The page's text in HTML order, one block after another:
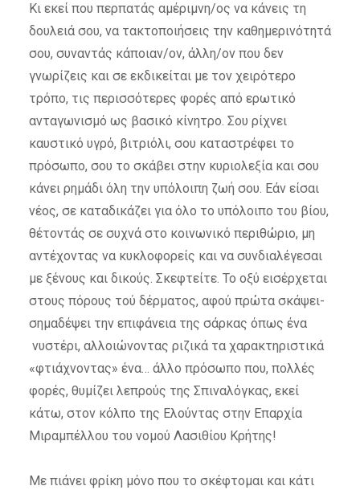
Κι εκεί που περπατάς αμέριμνη/ος να κάνεις τη
δουλειά σου, να τακτοποιήσεις την καθημερινότητά
σου, συναντάς κάποιαν/ον, άλλη/ον που δεν
γνωρίζεις και σε εκδικείται με τον χειρότερο
τρόπο, τις περισσότερες φορές από ερωτικό
ανταγωνισμό ως βασικό κίνητρο. Σου ρίχνει
καυστικό υγρό, βιτριόλι, σου καταστρέφει το
πρόσωπο, σου το σκάβει στην κυριολεξία και σου
κάνει ρημάδι όλη την υπόλοιπη ζωή σου. Εάν είσαι
νέος, σε καταδικάζει για όλο το υπόλοιπο του βίου,
θέτοντάς σε συχνά στο κοινωνικό περιθώριο, μη
αντέχοντας να κυκλοφορείς και να συνδιαλέγεσαι
με ξένους και δικούς. Σκεφτείτε. Το οξύ εισέρχεται
στους πόρους τού δέρματος, αφού πρώτα σκάψει-
σημαδέψει την επιφάνεια της σάρκας όπως ένα
νυστέρι, αλλοιώνοντας ριζικά τα χαρακτηριστικά
«φτιάχνοντας» ένα… άλλο πρόσωπο που, πολλές
φορές, θυμίζει λεπρούς της Σπιναλόγκας, εκεί
κάτω, στον κόλπο της Ελούντας στην Επαρχία
Μιραμπέλλου του νομού Λασιθίου Κρήτης!
Με πιάνει φρίκη μόνο που το σκέφτομαι και κάτι